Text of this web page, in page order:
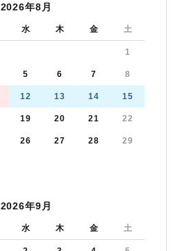
2026年8月
水 木 金 土
1
5 6 7 8
12 13 14 15
19 20 21 22
26 27 28 29
2026年9月
水 木 金 土